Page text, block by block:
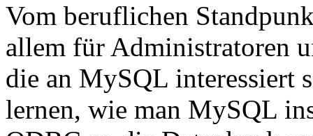
Vom beruflichen
allem für Administratoren
die an MySQL interessiert
lernen, wie man MySQL